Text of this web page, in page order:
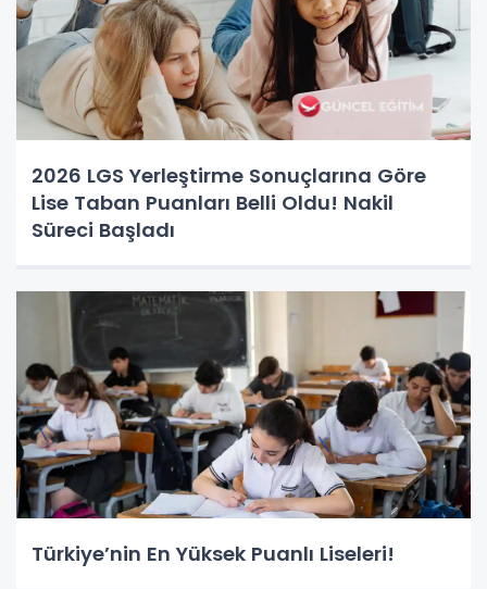
2026 LGS Yerleştirme Sonuçlarına Göre
Lise Taban Puanları Belli Oldu! Nakil
Süreci Başladı
Türkiye’nin En Yüksek Puanlı Liseleri!